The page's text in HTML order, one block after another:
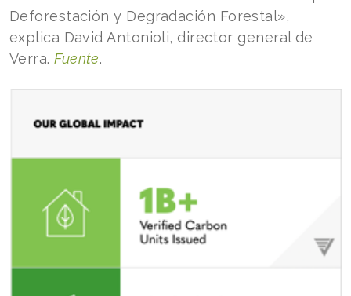
Deforestación y Degradación Forestal»,
explica David Antonioli, director general de
Verra.Fuente.